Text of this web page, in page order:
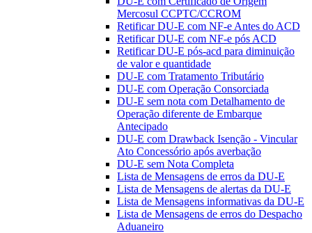
Mercosul CCPTC/CCROM
Retificar DU-E com NF-e Antes do ACD
Retificar DU-E com NF-e pós ACD
Retificar DU-E pós-acd para diminuição
de valor e quantidade
DU-E com Tratamento Tributário
DU-E com Operação Consorciada
DU-E sem nota com Detalhamento de
Operação diferente de Embarque
Antecipado
DU-E com Drawback Isenção - Vincular
Ato Concessório após averbação
DU-E sem Nota Completa
Lista de Mensagens de erros da DU-E
Lista de Mensagens de alertas da DU-E
Lista de Mensagens informativas da DU-E
Lista de Mensagens de erros do Despacho
Aduaneiro